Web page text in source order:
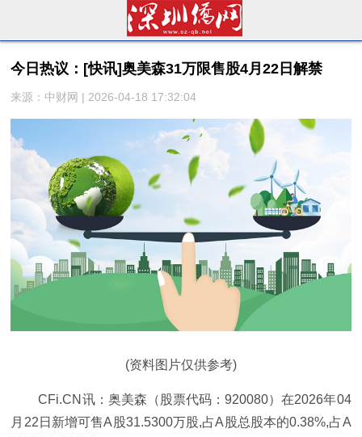
今日热议：[快讯]奥美森31万限售股4月22日解禁
来源：中财网 | 2026-04-18 17:32:04
(资料图片仅供参考)
CFi.CN讯：奥美森（股票代码：920080）在2026年04
月22日新增可售A股31.5300万股,占A股总股本的0.38%,占A